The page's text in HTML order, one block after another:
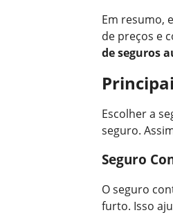
Em resumo,
de preços e
de seguros
Escolher a
seguro.
Seguro
O seguro
furto. Isso